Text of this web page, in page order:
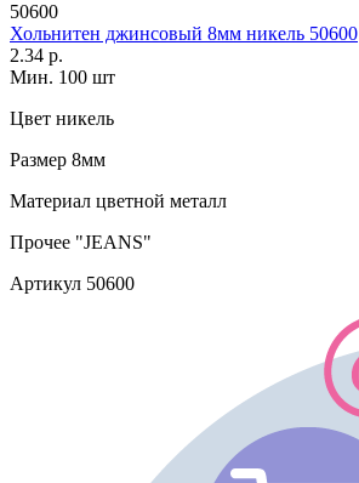
50600
Хольнитен джинсовый 8мм никель 50600
2.34 р.
Мин. 100 шт
Цвет никель
Размер 8мм
Материал цветной металл
Прочее "JEANS"
Артикул 50600